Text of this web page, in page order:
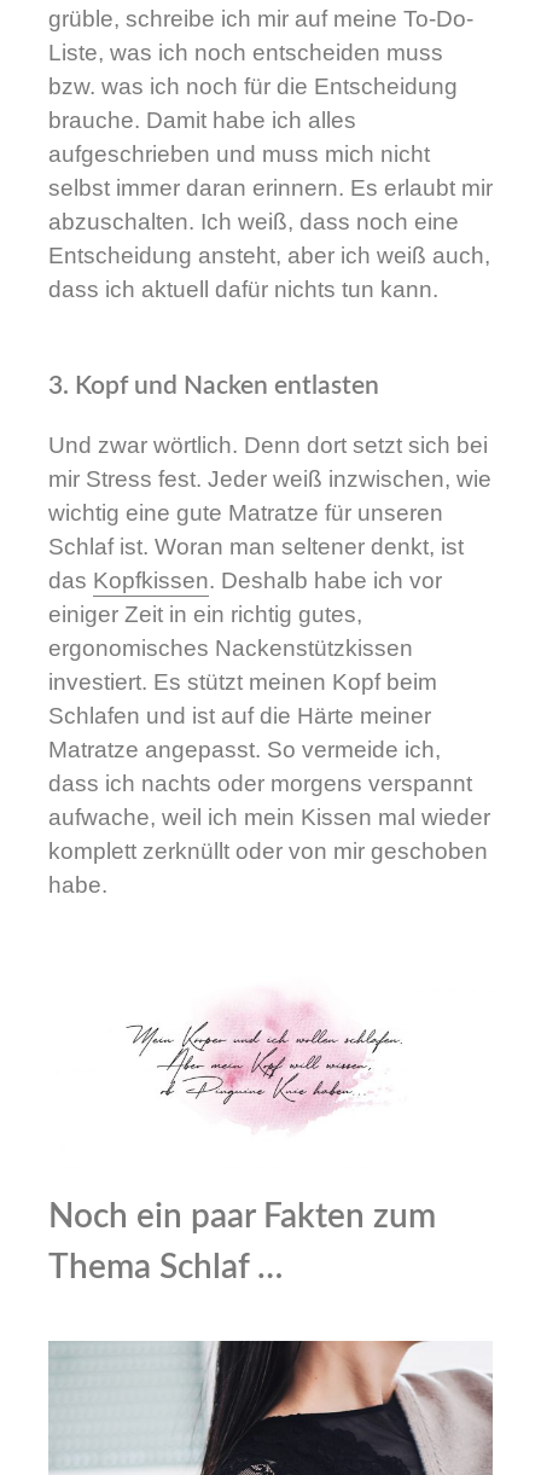
grüble, schreibe ich mir auf meine To-Do-
Liste, was ich noch entscheiden muss
bzw. was ich noch für die Entscheidung
brauche. Damit habe ich alles
aufgeschrieben und muss mich nicht
selbst immer daran erinnern. Es erlaubt mir
abzuschalten. Ich weiß, dass noch eine
Entscheidung ansteht, aber ich weiß auch,
dass ich aktuell dafür nichts tun kann.
3. Kopf und Nacken entlasten
Und zwar wörtlich. Denn dort setzt sich bei
mir Stress fest. Jeder weiß inzwischen, wie
wichtig eine gute Matratze für unseren
Schlaf ist. Woran man seltener denkt, ist
das Kopfkissen. Deshalb habe ich vor
einiger Zeit in ein richtig gutes,
ergonomisches Nackenstützkissen
investiert. Es stützt meinen Kopf beim
Schlafen und ist auf die Härte meiner
Matratze angepasst. So vermeide ich,
dass ich nachts oder morgens verspannt
aufwache, weil ich mein Kissen mal wieder
komplett zerknüllt oder von mir geschoben
habe.
Noch ein paar Fakten zum
Thema Schlaf …